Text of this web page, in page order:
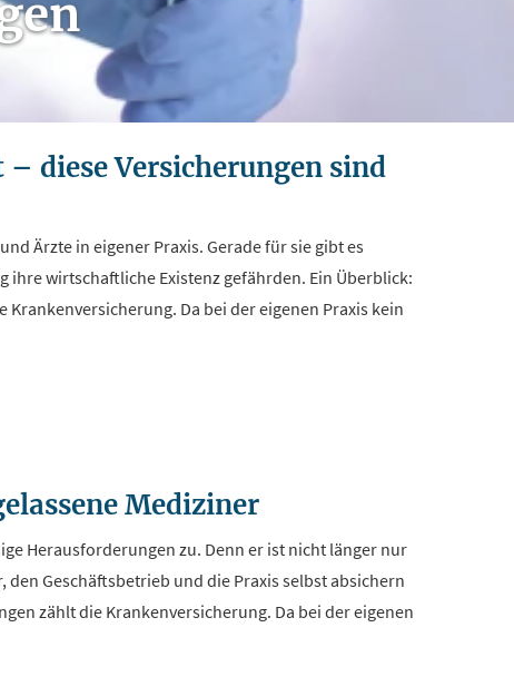
diese Versicherungen sind
Ärzte in eigener Praxis. Gerade für sie gibt es
ihre wirtschaftliche Existenz gefährden. Ein Überblick:
Da bei der eigenen Praxis kein
Mediziner
Herausforderungen zu. Denn er ist nicht länger nur
Geschäftsbetrieb und die Praxis selbst absichern
zählt die Kranken­ver­si­che­rung. Da bei der eigenen